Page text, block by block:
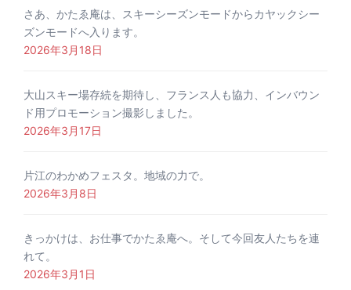
さあ、かたゑ庵は、スキーシーズンモードからカヤックシー
ズンモードへ入ります。
2026年3月18日
大山スキー場存続を期待し、フランス人も協力、インバウン
ド用プロモーション撮影しました。
2026年3月17日
片江のわかめフェスタ。地域の力で。
2026年3月8日
きっかけは、お仕事でかたゑ庵へ。そして今回友人たちを連
れて。
2026年3月1日